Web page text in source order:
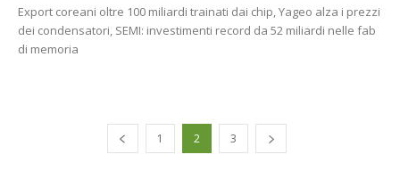
Export coreani oltre 100 miliardi trainati dai chip, Yageo alza i prezzi
dei condensatori, SEMI: investimenti record da 52 miliardi nelle fab
di memoria
1 2 3